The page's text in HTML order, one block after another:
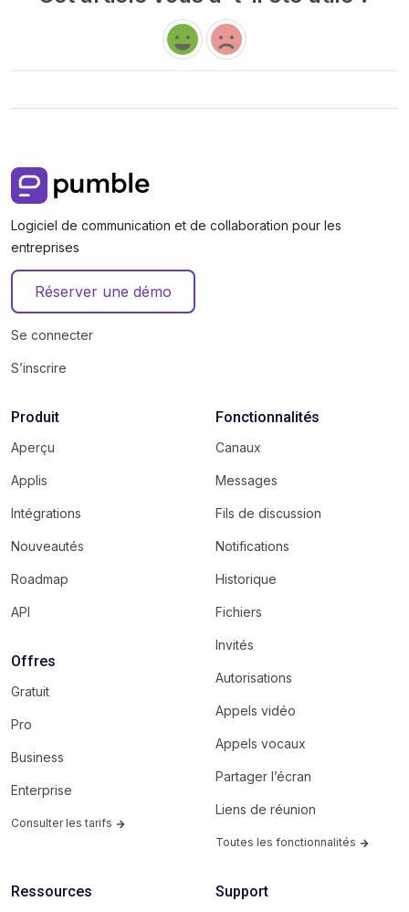
Logiciel de communication et de collaboration pour les
entreprises
Réserver une démo
Se connecter
S’inscrire
Produit
Aperçu
Applis
Intégrations
Nouveautés
Roadmap
API
Offres
Gratuit
Pro
Business
Enterprise
Consulter les tarifs
Fonctionnalités
Canaux
Messages
Fils de discussion
Notifications
Historique
Fichiers
Invités
Autorisations
Appels vidéo
Appels vocaux
Partager l’écran
Liens de réunion
Toutes les fonctionnalités
Ressources Support